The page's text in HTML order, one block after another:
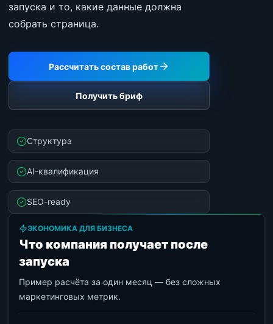
запуска и то, какие данные должна
собрать страница.
Рассчитать состав работ
Получить бриф
Структура
AI-квалификация
SEO-ready
ЭКОНОМИКА ДЛЯ БИЗНЕСА
Что компания получает после
запуска
Пример расчёта за один месяц — без сложных
маркетинговых метрик.